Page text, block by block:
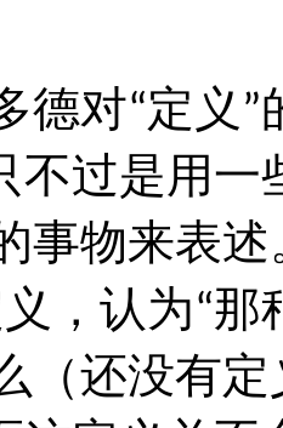
对“定义 ”
不过是用一
事物来表
，认为“那
（还没有